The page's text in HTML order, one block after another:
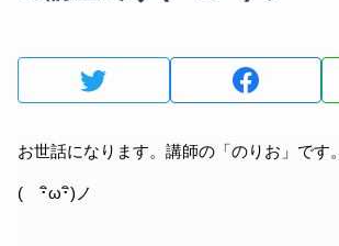
お世話になります。講師の「のりお」です。
(　･ิω･ิ)ノ